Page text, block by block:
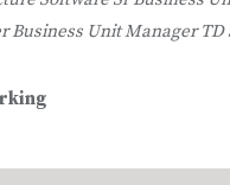
Business Unit Manager TD